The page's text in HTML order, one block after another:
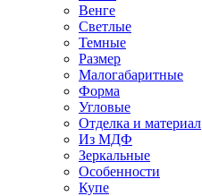
Венге
Светлые
Темные
Размер
Малогабаритные
Форма
Угловые
Отделка и материал
Из МДФ
Зеркальные
Особенности
Купе